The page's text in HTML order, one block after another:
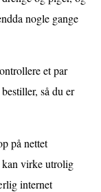
nogle gange
et par
så du er
på nettet
kan virke utrolig
internet